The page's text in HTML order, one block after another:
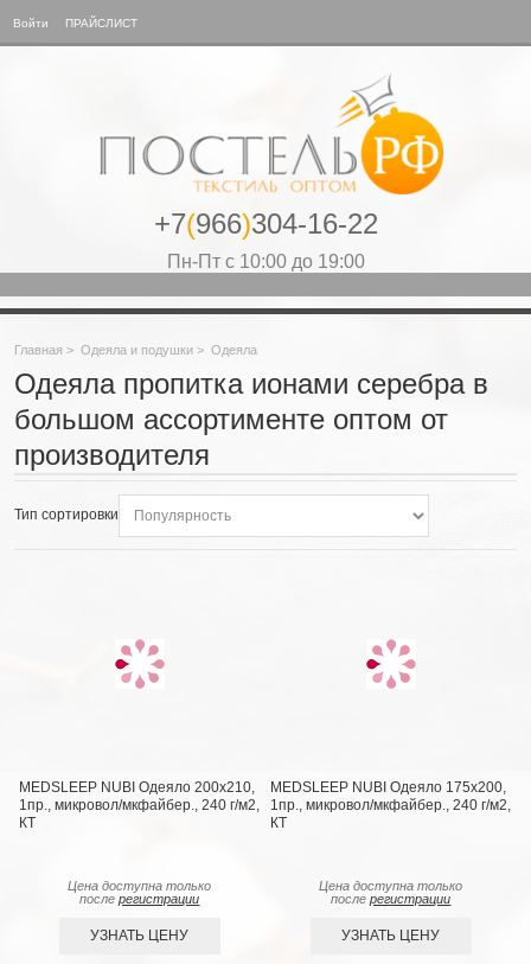
Войти ПРАЙСЛИСТ
+7(966)304-16-22
Пн-Пт с 10:00 до 19:00
Главная > Одеяла и подушки > Одеяла
Одеяла пропитка ионами серебра в
большом ассортименте оптом от
производителя
Тип сортировки
MEDSLEEP NUBI Одеяло 200х210,
1пр., микровол/мкфайбер., 240 г/м2,
КТ
Цена доступна только
послерегистрации
УЗНАТЬ ЦЕНУ
MEDSLEEP NUBI Одеяло 175х200,
1пр., микровол/мкфайбер., 240 г/м2,
КТ
Цена доступна только
послерегистрации
УЗНАТЬ ЦЕНУ